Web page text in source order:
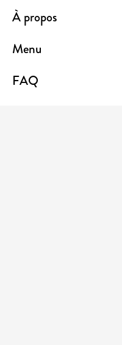
À propos
Menu
FAQ